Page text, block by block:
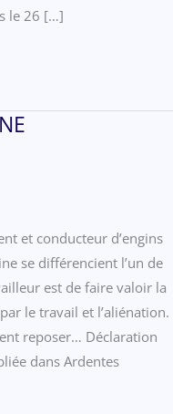
le 26 […]
et conducteur d’engins
se différencient l’un de
est de faire valoir la
le travail et l’aliénation.
reposer… Déclaration
dans Ardentes